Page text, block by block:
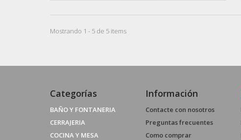
Mostrando 1 - 5 de 5 items
Categorías
BAÑO Y FONTANERIA
CERRAJERIA
COCINA Y MESA
Información
Contacte con nosotros
Preguntas frecuentes
Como comprar